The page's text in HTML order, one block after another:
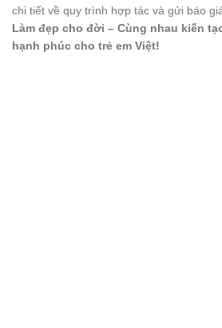
chi tiết về quy trình hợp tác và gửi báo
Làm đẹp cho đời – Cùng nhau kiến
hạnh phúc cho trẻ em Việt!